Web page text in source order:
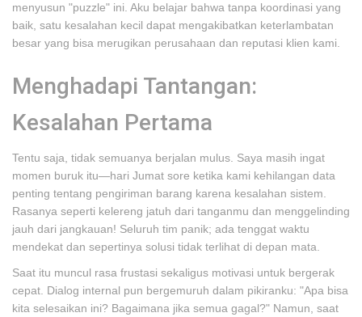
menyusun "puzzle" ini. Aku belajar bahwa tanpa koordinasi yang
baik, satu kesalahan kecil dapat mengakibatkan keterlambatan
besar yang bisa merugikan perusahaan dan reputasi klien kami.
Menghadapi Tantangan:
Kesalahan Pertama
Tentu saja, tidak semuanya berjalan mulus. Saya masih ingat
momen buruk itu—hari Jumat sore ketika kami kehilangan data
penting tentang pengiriman barang karena kesalahan sistem.
Rasanya seperti kelereng jatuh dari tanganmu dan menggelinding
jauh dari jangkauan! Seluruh tim panik; ada tenggat waktu
mendekat dan sepertinya solusi tidak terlihat di depan mata.
Saat itu muncul rasa frustasi sekaligus motivasi untuk bergerak
cepat. Dialog internal pun bergemuruh dalam pikiranku: "Apa bisa
kita selesaikan ini? Bagaimana jika semua gagal?" Namun, saat